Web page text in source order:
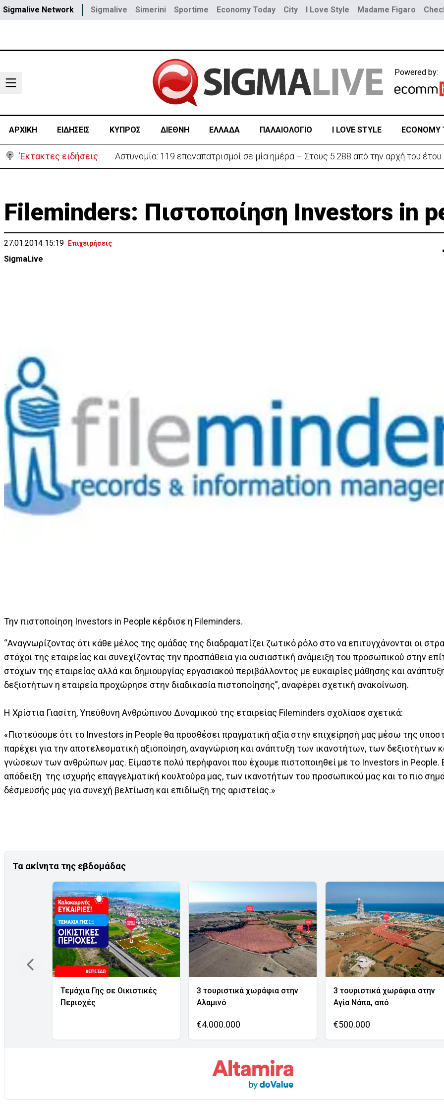
Sigmalive Network Sigmalive Simerini Sportime Economy Today City I Love Style Madame Figaro
Powered by:
ΑΡΧΙΚΗ ΕΙΔΗΣΕΙΣ ΚΥΠΡΟΣ ΔΙΕΘΝΗ ΕΛΛΑΔΑ ΠΑΛΑΙΟΛΟΓΙΟ I LOVE STYLE ECONOMY
Έκτακτες ειδήσεις Θέλει να ξαναζωντανέψει την «Corner» o Προύντζος - «Πληγώνει τις αναμνήσεις»
Fileminders: Πιστοποίηση Investors in
27.01.2014 15:19 Επιχειρήσεις
SigmaLive
Την πιστοποίηση Investors in People κέρδισε η Fileminders.
“Αναγνωρίζοντας ότι κάθε μέλος της ομάδας της διαδραματίζει ζωτικό ρόλο στο να επιτυγχάνονται οι
στόχοι της εταιρείας και συνεχίζοντας την προσπάθεια για ουσιαστική ανάμειξη του προσωπικού στην
στόχων της εταιρείας αλλά και δημιουργίας εργασιακού περιβάλλοντος με ευκαιρίες μάθησης και
δεξιοτήτων η εταιρεία προχώρησε στην διαδικασία πιστοποίησης”, αναφέρει σχετική ανακοίνωση.
Η Χρίστια Γιασίτη, Υπεύθυνη Ανθρώπινου Δυναμικού της εταιρείας Fileminders σχολίασε σχετικά:
«Πιστεύουμε ότι το Investors in People θα προσθέσει πραγματική αξία στην επιχείρησή μας μέσω της
παρέχει για την αποτελεσματική αξιοποίηση, αναγνώριση και ανάπτυξη των ικανοτήτων, των δεξιοτήτων
γνώσεων των ανθρώπων μας. Είμαστε πολύ περήφανοι που έχουμε πιστοποιηθεί με το Investors in People.
απόδειξη της ισχυρής επαγγελματική κουλτούρα μας, των ικανοτήτων του προσωπικού μας και το πιο
δέσμευσής μας για συνεχή βελτίωση και επιδίωξη της αριστείας.»
Τα ακίνητα της εβδομάδας
Τεμάχια Γης σε Οικιστικές
Περιοχές
3 τουριστικά χωράφια στην
Αλαμινό
€4.000.000
3 τουριστικά χωράφια στην
Αγία Νάπα, από
€500.000